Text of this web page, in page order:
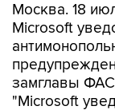
Москва. 18
Microsoft
замглавы ФАС
"Microsoft